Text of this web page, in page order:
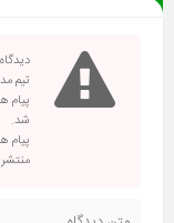
تیم
پیام
شد.
پیام